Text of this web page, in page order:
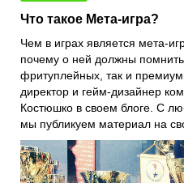
Что такое Мета-игра?
Чем в играх является мета-
почему о ней должны
фритуплейных, так и
директор и гейм-дизайнер
Костюшко в своем блоге. С
мы публикуем материал на